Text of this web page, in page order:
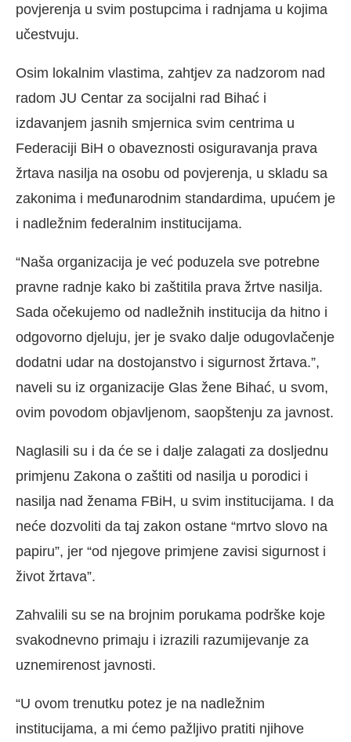
povjerenja u svim postupcima i radnjama u kojima
učestvuju.
Osim lokalnim vlastima, zahtjev za nadzorom nad
radom JU Centar za socijalni rad Bihać i
izdavanjem jasnih smjernica svim centrima u
Federaciji BiH o obaveznosti osiguravanja prava
žrtava nasilja na osobu od povjerenja, u skladu sa
zakonima i međunarodnim standardima, upućem je
i nadležnim federalnim institucijama.
“Naša organizacija je već poduzela sve potrebne
pravne radnje kako bi zaštitila prava žrtve nasilja.
Sada očekujemo od nadležnih institucija da hitno i
odgovorno djeluju, jer je svako dalje odugovlačenje
dodatni udar na dostojanstvo i sigurnost žrtava.”,
naveli su iz organizacije Glas žene Bihać, u svom,
ovim povodom objavljenom, saopštenju za javnost.
Naglasili su i da će se i dalje zalagati za dosljednu
primjenu Zakona o zaštiti od nasilja u porodici i
nasilja nad ženama FBiH, u svim institucijama. I da
neće dozvoliti da taj zakon ostane “mrtvo slovo na
papiru”, jer “od njegove primjene zavisi sigurnost i
život žrtava”.
Zahvalili su se na brojnim porukama podrške koje
svakodnevno primaju i izrazili razumijevanje za
uznemirenost javnosti.
“U ovom trenutku potez je na nadležnim
institucijama, a mi ćemo pažljivo pratiti njihove